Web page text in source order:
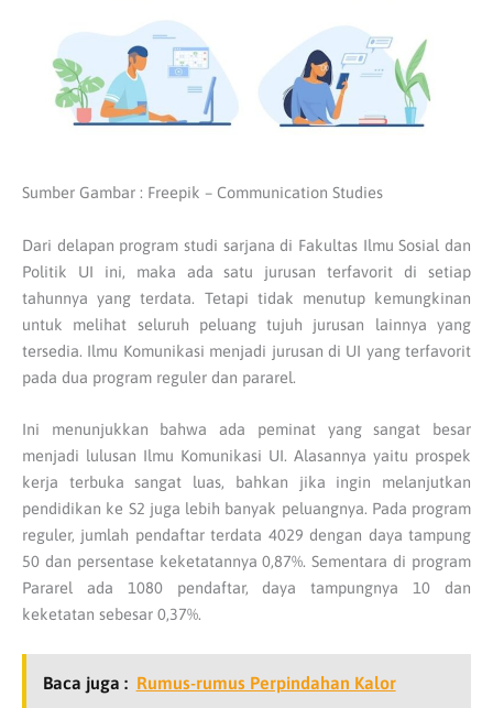
Sumber Gambar : Freepik – Communication Studies
Dari delapan program studi sarjana di Fakultas Ilmu Sosial dan
Politik UI ini, maka ada satu jurusan terfavorit di setiap
tahunnya yang terdata. Tetapi tidak menutup kemungkinan
untuk melihat seluruh peluang tujuh jurusan lainnya yang
tersedia. Ilmu Komunikasi menjadi jurusan di UI yang terfavorit
pada dua program reguler dan pararel.
Ini menunjukkan bahwa ada peminat yang sangat besar
menjadi lulusan Ilmu Komunikasi UI. Alasannya yaitu prospek
kerja terbuka sangat luas, bahkan jika ingin melanjutkan
pendidikan ke S2 juga lebih banyak peluangnya. Pada program
reguler, jumlah pendaftar terdata 4029 dengan daya tampung
50 dan persentase keketatannya 0,87%. Sementara di program
Pararel ada 1080 pendaftar, daya tampungnya 10 dan
keketatan sebesar 0,37%.
Baca juga : Rumus-rumus Perpindahan Kalor